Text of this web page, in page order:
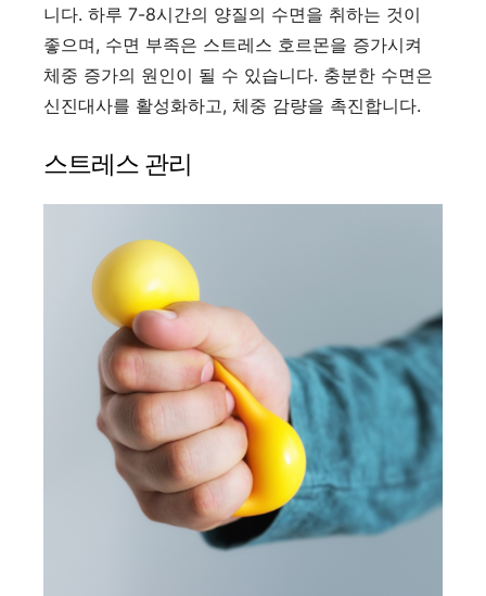
니다. 하루 7-8시간의 양질의 수면을 취하는 것이
좋으며, 수면 부족은 스트레스 호르몬을 증가시켜
체중 증가의 원인이 될 수 있습니다. 충분한 수면은
신진대사를 활성화하고, 체중 감량을 촉진합니다.
스트레스 관리